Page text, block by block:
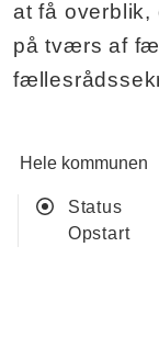
at få
på tværs af
Hele kommunen
Status
Opstart